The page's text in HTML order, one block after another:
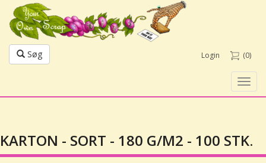
Søg Login (0)
KARTON - SORT - 180 G/M2 - 100 STK.